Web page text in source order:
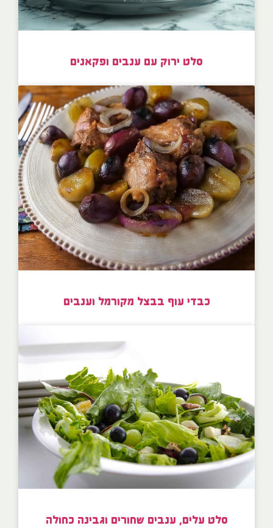
סלט ירוק עם ענבים ופקאנים
כבדי עוף בבצל מקורמל וענבים
סלט עלים, ענבים שחורים וגבינה כחולה